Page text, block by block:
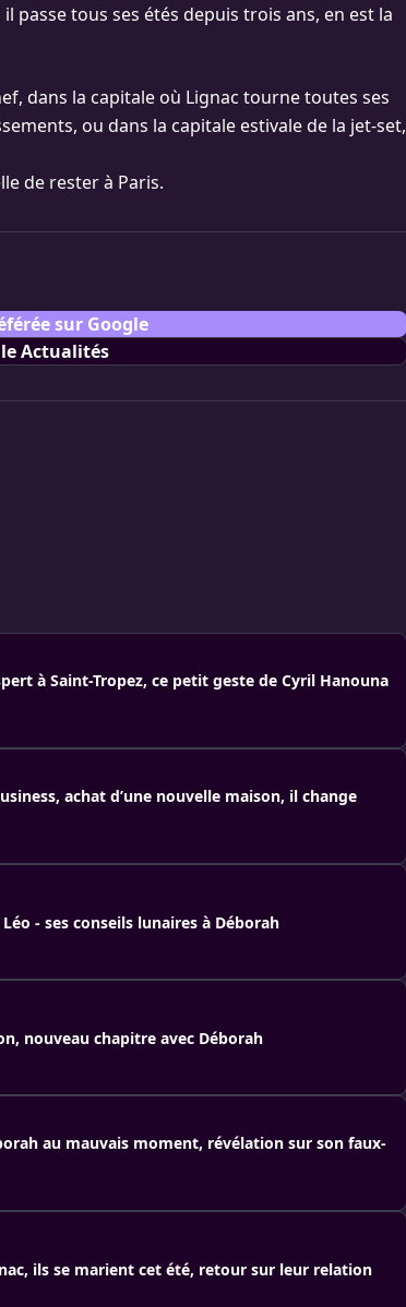
passe tous ses étés depuis trois ans, en est la
dans la capitale où Lignac tourne toutes ses
ou dans la capitale estivale de la jet-set,
de rester à Paris.
sur Google
Actualités
à Saint-Tropez, ce petit geste de Cyril Hanouna
achat d’une nouvelle maison, il change
- ses conseils lunaires à Déborah
nouveau chapitre avec Déborah
au mauvais moment, révélation sur son faux-
ils se marient cet été, retour sur leur relation